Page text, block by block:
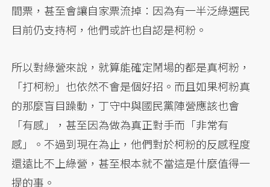
間票，甚至會讓自家票流掉：因為有一半泛綠選民
目前仍支持柯，他們或許也自認是柯粉。
所以對綠營來說，就算能確定鬧場的都是真柯粉，
「打柯粉」也依然不會是個好招。而且如果柯粉真
的那麼盲目躁動，丁守中與國民黨陣營應該也會
「有感」，甚至因為做為真正對手而「非常有
感」。不過到現在為止，他們對於柯粉的反感程度
還遠比不上綠營，甚至根本就不當這是什麼值得一
提的事。